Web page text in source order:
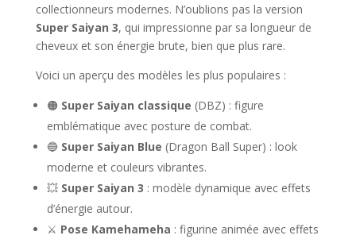
collectionneurs modernes. N’oublions pas la version
Super Saiyan 3, qui impressionne par sa longueur de
cheveux et son énergie brute, bien que plus rare.
Voici un aperçu des modèles les plus populaires :
🟠 Super Saiyan classique (DBZ) : figure
emblématique avec posture de combat.
🔵 Super Saiyan Blue (Dragon Ball Super) : look
moderne et couleurs vibrantes.
💥 Super Saiyan 3 : modèle dynamique avec effets
d’énergie autour.
⚔️ Pose Kamehameha : figurine animée avec effets